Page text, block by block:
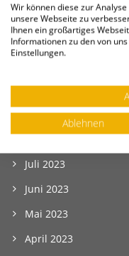
Januar 2024
Dezember 2023
Oktober 2023
September 2023
August 2023
Juli 2023
Juni 2023
Mai 2023
April 2023
Wir können diese zur
unsere Webseite zu
Ihnen ein großartiges
Informationen zu den von
Einstellungen.
Ablehnen